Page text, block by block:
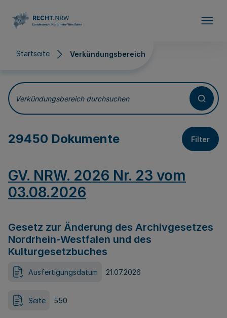
Startseite Verkündungsbereich
Verkündungsbereich
Verkündungsbereich durchsuchen
29450 Dokumente Filter
GV. NRW. 2026 Nr. 23 vom
03.08.2026
Gesetz zur Änderung des Archivgesetzes
Nordrhein-Westfalen und des
Kulturgesetzbuches
Ausfertigungsdatum 21.07.2026
Seite 550